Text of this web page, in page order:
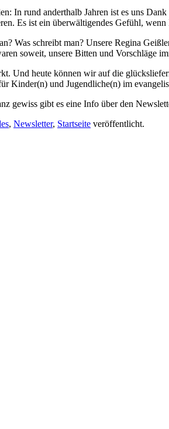
In rund anderthalb Jahren ist es uns
Es ist ein überwältigendes Gefühl,
Was schreibt man? Unsere Regina
soweit, unsere Bitten und Vorschläge
Und heute können wir auf die
Kinder(n) und Jugendliche(n) im
gewiss gibt es eine Info über den
, Newsletter, Startseite veröffentlicht.